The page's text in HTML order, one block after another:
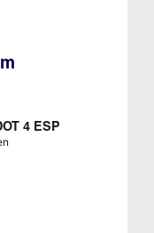
4 ESP